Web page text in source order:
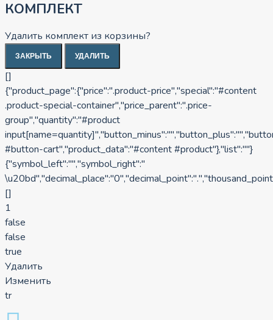
КОМПЛЕКТ
Удалить комплект из корзины?
ЗАКРЫТЬ УДАЛИТЬ
[]
{"product_page":{"price":".product-price","special":"#content
.product-special-container","price_parent":".price-
group","quantity":"#product
#button-cart","product_data":"#content #product"},"list":""}
{"symbol_left":"","symbol_right":"
[]
1
false
false
true
Удалить
Изменить
tr